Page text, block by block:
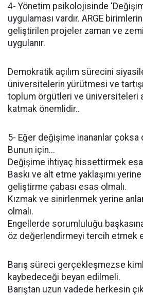
4- Yönetim psikolojisinde
uygulaması vardır. ARGE
geliştirilen projeler zaman ve
uygulanır.
Demokratik açılım sürecini
üniversitelerin yürütmesi ve
toplum örgütleri ve üniversiteleri
katmak önemlidir..
5- Eğer değişime inananlar
Bunun için...
Değişime ihtiyaç hissettirmek
Baskı ve alt etme yaklaşımı
geliştirme çabası esas olmalı.
Kızmak ve sinirlenmek yerine
olmalı.
Engellerde sorumluluğu
öz değerlendirmeyi tercih etmek
Barış süreci gerçekleşmezse
kaybedeceği beyan edilmeli.
Barıştan uzun vadede herkesin